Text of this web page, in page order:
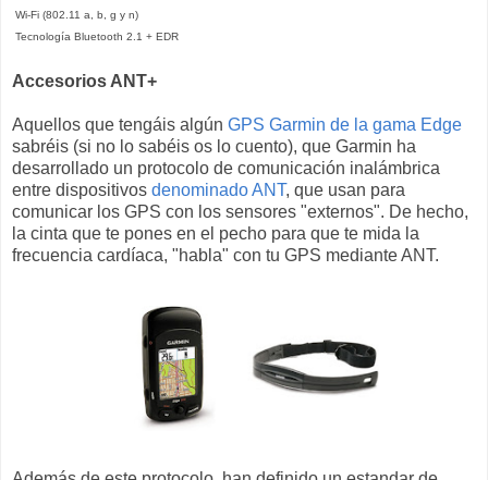
Wi-Fi (802.11 a, b, g y n)
Tecnología Bluetooth 2.1 + EDR
Accesorios ANT+
Aquellos que tengáis algún GPS Garmin de la gama Edge
sabréis (si no lo sabéis os lo cuento), que Garmin ha
desarrollado un protocolo de comunicación inalámbrica
entre dispositivos denominado ANT, que usan para
comunicar los GPS con los sensores "externos". De hecho,
la cinta que te pones en el pecho para que te mida la
frecuencia cardíaca, "habla" con tu GPS mediante ANT.